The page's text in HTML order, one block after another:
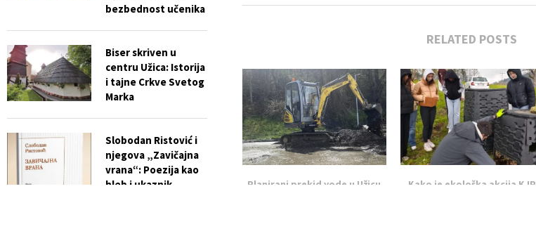
RELATED POSTS
Planirani prekid vode u Užicu
Kako je ekološka akcija KJP
bezbednost učenika
Biser skriven u
centru Užica: Istorija
i tajne Crkve Svetog
Marka
Slobodan Ristović i
njegova „Zavičajna
vrana“: Poezija kao
hleb i ukaznik